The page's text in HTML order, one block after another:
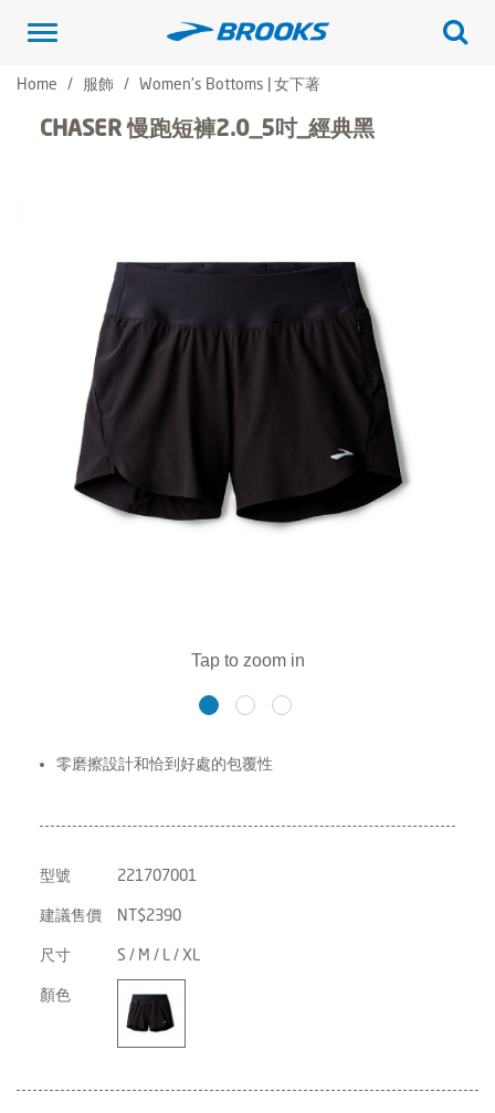
Toggle
Home
服飾 Women's Bottoms | 女下著
CHASER 慢跑短褲2.0_5吋_經典黑
零磨擦設計和恰到好處的包覆性
型號 221707001
建議售價 NT$2390
尺寸 S / M / L / XL
顏色